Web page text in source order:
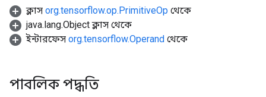
ক্লাস org.tensorflow.op.PrimitiveOp থেকে
java.lang.Object ক্লাস থেকে
ইন্টারফেস org.tensorflow.Operand থেকে
পাবলিক পদ্ধতি